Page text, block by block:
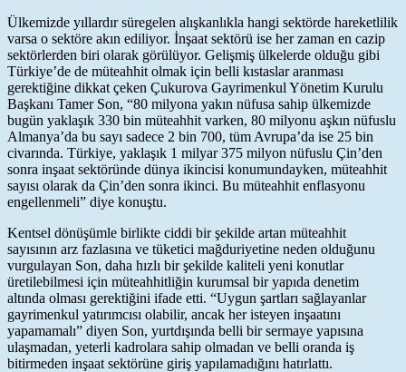
Ülkemizde yıllardır süregelen alışkanlıkla hangi sektörde hareketlilik
varsa o sektöre akın ediliyor. İnşaat sektörü ise her zaman en cazip
sektörlerden biri olarak görülüyor. Gelişmiş ülkelerde olduğu gibi
Türkiye’de de müteahhit olmak için belli kıstaslar aranması
gerektiğine dikkat çeken Çukurova Gayrimenkul Yönetim Kurulu
Başkanı Tamer Son, “80 milyona yakın nüfusa sahip ülkemizde
bugün yaklaşık 330 bin müteahhit varken, 80 milyonu aşkın nüfuslu
Almanya’da bu sayı sadece 2 bin 700, tüm Avrupa’da ise 25 bin
civarında. Türkiye, yaklaşık 1 milyar 375 milyon nüfuslu Çin’den
sonra inşaat sektöründe dünya ikincisi konumundayken, müteahhit
sayısı olarak da Çin’den sonra ikinci. Bu müteahhit enflasyonu
engellenmeli” diye konuştu.
Kentsel dönüşümle birlikte ciddi bir şekilde artan müteahhit
sayısının arz fazlasına ve tüketici mağduriyetine neden olduğunu
vurgulayan Son, daha hızlı bir şekilde kaliteli yeni konutlar
üretilebilmesi için müteahhitliğin kurumsal bir yapıda denetim
altında olması gerektiğini ifade etti. “Uygun şartları sağlayanlar
gayrimenkul yatırımcısı olabilir, ancak her isteyen inşaatını
yapamamalı” diyen Son, yurtdışında belli bir sermaye yapısına
ulaşmadan, yeterli kadrolara sahip olmadan ve belli oranda iş
bitirmeden inşaat sektörüne giriş yapılamadığını hatırlattı.